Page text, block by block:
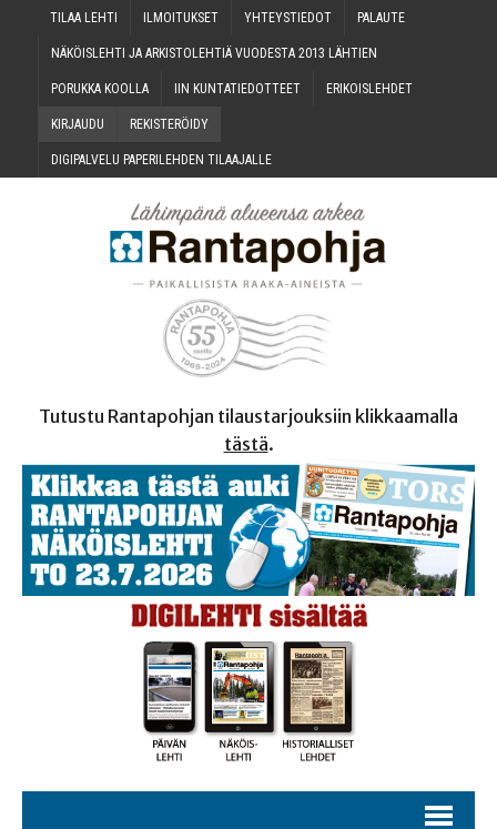
TILAA LEH­TI ILMOI­TUK­SET YHTEYS­TIE­DOT PALAU­TE
NÄKÖIS­LEH­TI JA ARKIS­TO­LEH­TIÄ VUO­DES­TA 2013 LÄHTIEN
PORUK­KA KOOLLA IIN KUN­TA­TIE­DOT­TEET ERI­KOIS­LEH­DET
KIR­JAU­DU REKIS­TE­RÖI­DY
DIGI­PAL­VE­LU PAPE­RI­LEH­DEN TILAAJALLE
Tutustu Rantapohjan tilaustarjouksiin klikkaamalla
tästä.